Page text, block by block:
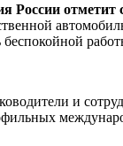
России отметит
и